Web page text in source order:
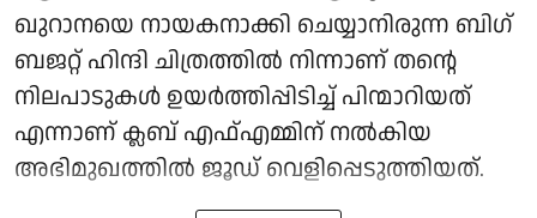
ഖുറാനയെ നായകനാക്കി ചെയ്യാനിരുന്ന ബിഗ്
ബജറ്റ് ഹിന്ദി ചിത്രത്തിൽ നിന്നാണ് തന്റെ
നിലപാടുകൾ ഉയർത്തിപ്പിടിച്ച് പിന്മാറിയത്
എന്നാണ് ക്ലബ് എഫ്എമ്മിന് നല്‍കിയ
അഭിമുഖത്തില്‍ ജൂഡ് വെളിപ്പെടുത്തിയത്.